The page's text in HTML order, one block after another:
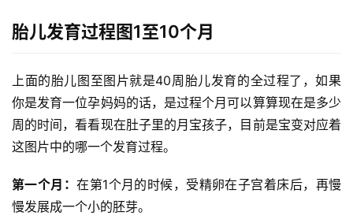
胎儿发育过程图1至10个月
上面的胎儿图至图片就是40周胎儿发育的全过程了，如果
你是发育一位孕妈妈的话，是过程个月可以算算现在是多少
周的时间，看看现在肚子里的月宝孩子，目前是宝变对应着
这图片中的哪一个发育过程。
第一个月：在第1个月的时候，受精卵在子宫着床后，再慢
慢发展成一个小的胚芽。